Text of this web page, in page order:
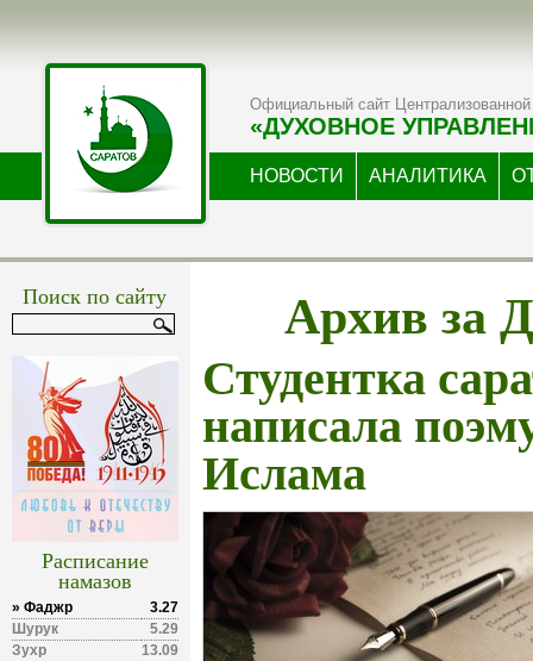
Официальный сайт Централизованной
«ДУХОВНОЕ
НОВОСТИ АНАЛИТИКА
Поиск по сайту
Расписание
намазов
» Фаджр
3.27
Шурук
5.29
Зухр
13.09
Архив за
Студентка
написала
Ислама